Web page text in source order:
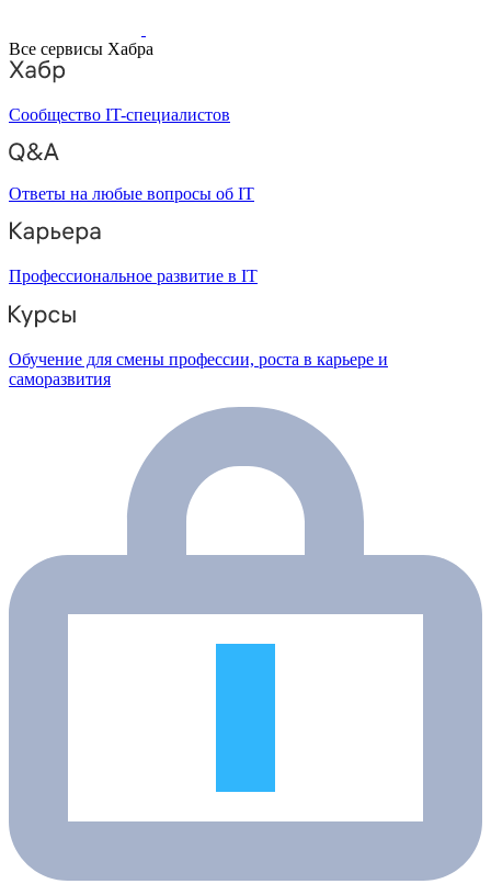
Все сервисы Хабра
Сообщество IT-специалистов
Ответы на любые вопросы об IT
Профессиональное развитие в IT
Обучение для смены профессии, роста в карьере и
саморазвития